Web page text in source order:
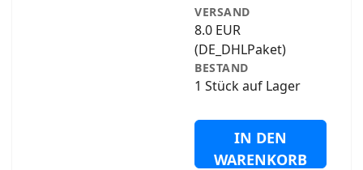
VERSAND
8.0 EUR
(DE_DHLPaket)
BESTAND
1 Stück auf Lager
IN DEN
WARENKORB